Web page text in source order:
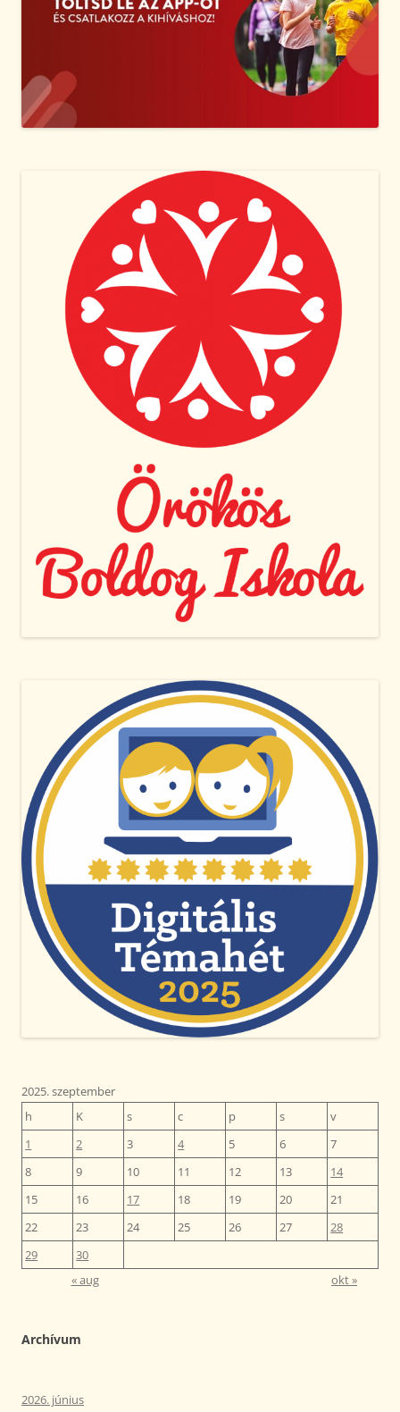
2025. szeptember
h
K s c p s
v
1
2 3 4 5 6
7
8
9 10 11 12 13
14
15
16 17 18 19 20
21
22
23 24 25 26 27
28
29
30
« aug
okt »
Archívum
2026. június